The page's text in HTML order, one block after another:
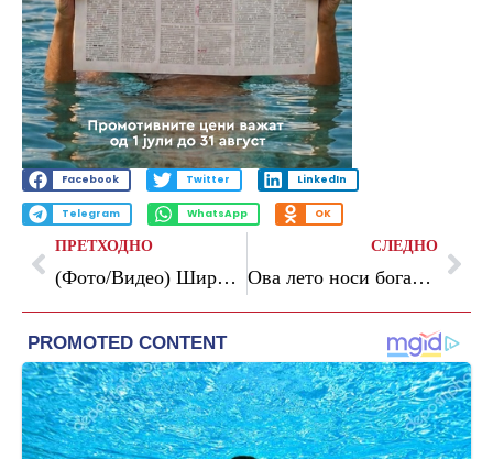
Facebook Twitter LinkedIn
Telegram WhatsApp OK
ПРЕТХОДНО
(Фото/Видео) Широка насмевка, светки и деколте достојно за црвениот тепих: има 52 години и е фантастична
СЛЕДНО
Ова лето носи богатство за четири хороскопски знаци